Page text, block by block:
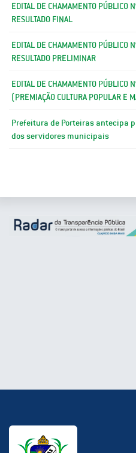
EDITAL DE CHAMAMENTO PÚBLICO
RESULTADO FINAL
EDITAL DE CHAMAMENTO PÚBLICO
RESULTADO PRELIMINAR
EDITAL DE CHAMAMENTO
(PREMIAÇÃO CULTURA POPULAR E
Prefeitura de Porteiras antecipa
dos servidores municipais